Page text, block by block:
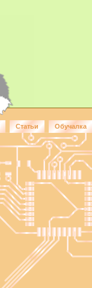
Статьи Обучалка